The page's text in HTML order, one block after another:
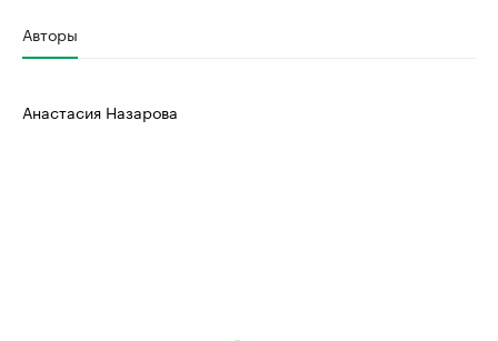
Авторы
Анастасия Назарова